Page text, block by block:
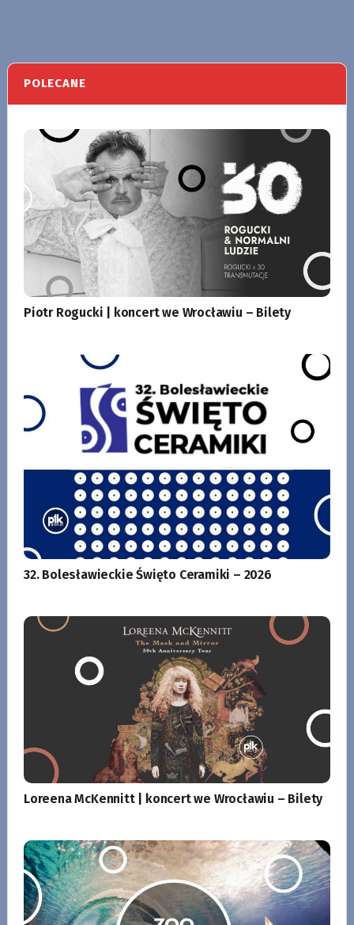
POLECANE
Piotr Rogucki | koncert we Wrocławiu – Bilety
32. Bolesławieckie Święto Ceramiki – 2026
Loreena McKennitt | koncert we Wrocławiu – Bilety